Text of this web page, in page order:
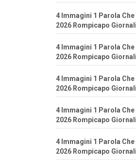
4 Immagini 1 Parola
2026 Rompicapo
4 Immagini 1 Parola
2026 Rompicapo
4 Immagini 1 Parola
2026 Rompicapo
4 Immagini 1 Parola
2026 Rompicapo
4 Immagini 1 Parola
2026 Rompicapo